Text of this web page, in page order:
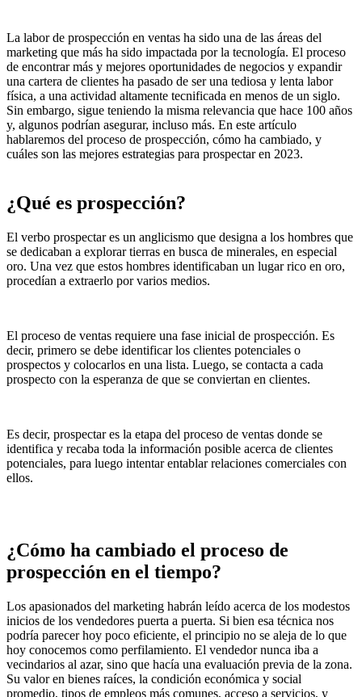
La labor de prospección en ventas ha sido una de las áreas del
marketing que más ha sido impactada por la tecnología. El proceso
de encontrar más y mejores oportunidades de negocios y expandir
una cartera de clientes ha pasado de ser una tediosa y lenta labor
física, a una actividad altamente tecnificada en menos de un siglo.
Sin embargo, sigue teniendo la misma relevancia que hace 100 años
y, algunos podrían asegurar, incluso más. En este artículo
hablaremos del proceso de prospección, cómo ha cambiado, y
cuáles son las mejores estrategias para prospectar en 2023.
¿Qué es prospección?
El verbo prospectar es un anglicismo que designa a los hombres que
se dedicaban a explorar tierras en busca de minerales, en especial
oro. Una vez que estos hombres identificaban un lugar rico en oro,
procedían a extraerlo por varios medios.
El proceso de ventas requiere una fase inicial de prospección. Es
decir, primero se debe identificar los clientes potenciales o
prospectos y colocarlos en una lista. Luego, se contacta a cada
prospecto con la esperanza de que se conviertan en clientes.
Es decir, prospectar es la etapa del proceso de ventas donde se
identifica y recaba toda la información posible acerca de clientes
potenciales, para luego intentar entablar relaciones comerciales con
ellos.
¿Cómo ha cambiado el proceso de
prospección en el tiempo?
Los apasionados del marketing habrán leído acerca de los modestos
inicios de los vendedores puerta a puerta. Si bien esa técnica nos
podría parecer hoy poco eficiente, el principio no se aleja de lo que
hoy conocemos como perfilamiento. El vendedor nunca iba a
vecindarios al azar, sino que hacía una evaluación previa de la zona.
Su valor en bienes raíces, la condición económica y social
promedio, tipos de empleos más comunes, acceso a servicios, y